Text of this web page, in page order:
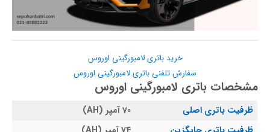
خرید باتری لامبورگینی اوروس
سفارش تلفنی باتری لامبورگینی اوروس
مشخصات باتری لامبورگینی اوروس
ظرفیت باتری اصلی
70 آمپر (AH)